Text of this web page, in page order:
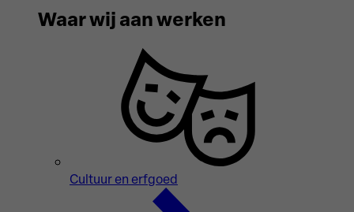
Waar wij aan werken
Cultuur en erfgoed